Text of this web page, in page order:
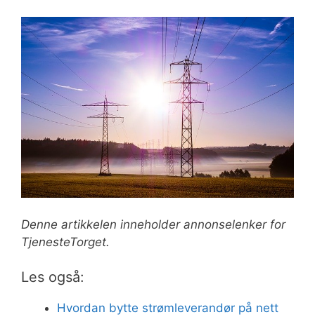
Denne artikkelen inneholder annonselenker for
TjenesteTorget.
Les også:
Hvordan bytte strømleverandør på nett